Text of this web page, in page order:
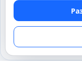
ВЕЛИЧАЙШИЕ
Термины на
01.06.2012